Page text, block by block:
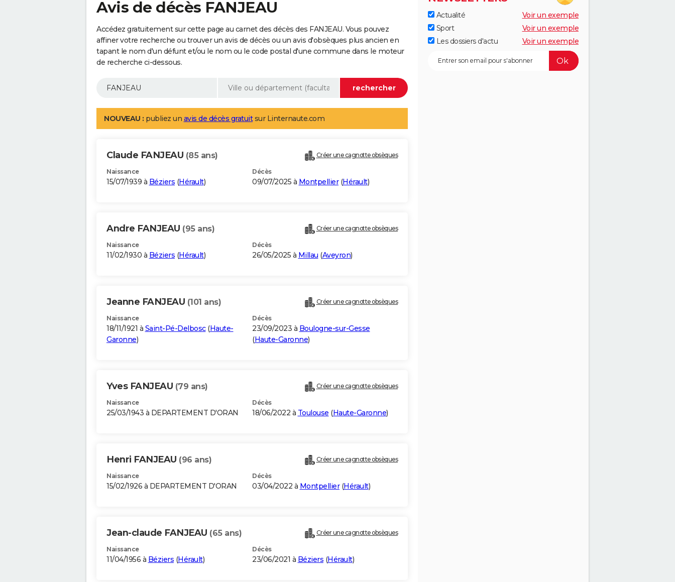
Avis de décès FANJEAU
Accédez gratuitement sur cette page au carnet des décès des FANJEAU. Vous pouvez
affiner votre recherche ou trouver un avis de décès ou un avis d'obsèques plus ancien en
tapant le nom d'un défunt et/ou le nom ou le code postal d'une commune dans le moteur
de recherche ci-dessous.
NOUVEAU : publiez un avis de décès gratuitsur Linternaute.com
Claude FANJEAU (85 ans) Créer une cagnotte obsèques
Naissance
15/07/1939 à Béziers (Hérault)
Décès
09/07/2025 à Montpellier(Hérault)
Andre FANJEAU (95 ans) Créer une cagnotte obsèques
Naissance
11/02/1930 à Béziers (Hérault)
Décès
26/05/2025 à Millau (Aveyron)
Jeanne FANJEAU (101 ans) Créer une cagnotte obsèques
Naissance
18/11/1921 à Saint-Pé-Delbosc(Haute-
Garonne)
Décès
23/09/2023 à Boulogne-sur-Gesse
(Haute-Garonne)
Yves FANJEAU (79 ans) Créer une cagnotte obsèques
Naissance
25/03/1943 à DEPARTEMENT D'ORAN
Décès
18/06/2022 à Toulouse (Haute-Garonne)
Henri FANJEAU (96 ans) Créer une cagnotte obsèques
Naissance
15/02/1926 à DEPARTEMENT D'ORAN
Décès
03/04/2022 à Montpellier(Hérault)
Jean-claude FANJEAU (65 ans) Créer une cagnotte obsèques
Naissance
11/04/1956 à Béziers (Hérault)
Décès
23/06/2021 à Béziers (Hérault)
Actualité
Voir un exemple
Sport
Voir un exemple
Les dossiers d'actu
Voir un exemple